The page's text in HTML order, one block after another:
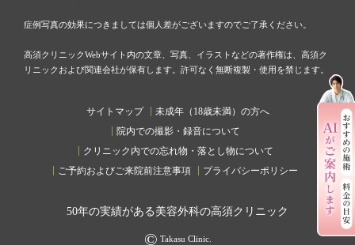
症例写真の効果につきましては個人差がございますのでご了承ください。
高須クリニックWebサイト内の文章、写真、イラストなどの著作権は、高須ク
リニックおよび関連会社が保有します。許可なく無断複製・使用を禁じます。
サイトマップ
未成年（18歳未満）の方へ
院内での撮影・録音について
クリニック内での忘れ物・落とし物について
ご予約およびご来院前注意事項
プライバシーポリシー
50年の実績がある美容外科の高須クリニック
© Takasu Clinic.